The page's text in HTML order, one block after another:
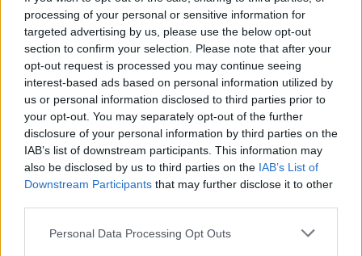
processing of your personal or sensitive information for
targeted advertising by us, please use the below opt-out
section to confirm your selection. Please note that after your
opt-out request is processed you may continue seeing
interest-based ads based on personal information utilized by
us or personal information disclosed to third parties prior to
your opt-out. You may separately opt-out of the further
disclosure of your personal information by third parties on the
IAB’s list of downstream participants. This information may
also be disclosed by us to third parties on the IAB’s List of
Downstream Participants that may further disclose it to other
Please note that this website/app uses one or more Google
Personal Data Processing Opt Outs